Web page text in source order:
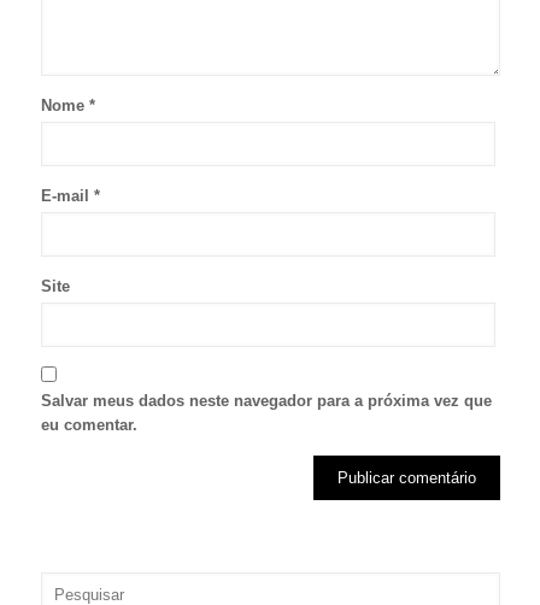
Nome *
E-mail *
Site
Salvar meus dados neste navegador para a próxima vez que
eu comentar.